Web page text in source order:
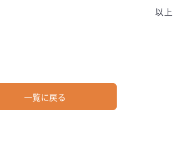
以上
一覧に戻る